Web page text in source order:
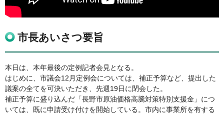
市長あいさつ要旨
本日は、本年最後の定例記者会見となる。
はじめに、市議会12月定例会については、補正予算など、提出した
議案の全てを可決いただき、先週19日に閉会した。
補正予算に盛り込んだ「長野市原油価格高騰対策特別支援金」につ
いては、既に申請受け付けを開始している。市内に事業所を有する